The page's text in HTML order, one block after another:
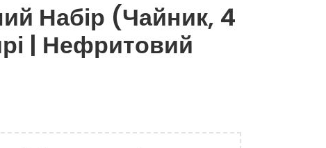
Набір (Чайник, 4
| Нефритовий